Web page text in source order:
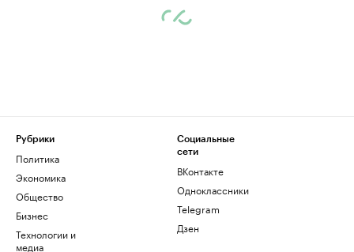
Рубрики
Политика
Экономика
Общество
Бизнес
Технологии и
медиа
Социальные
сети
ВКонтакте
Одноклассники
Telegram
Дзен